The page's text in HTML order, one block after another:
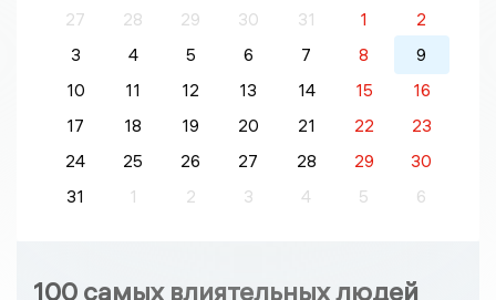
27
28 29 30 31 1
2
3
4 5 6 7 8
9
10
11 12 13 14 15
16
17
18 19 20 21 22
23
24
25 26 27 28 29
30
31
1 2 3 4 5 6
100 самых влиятельных людей